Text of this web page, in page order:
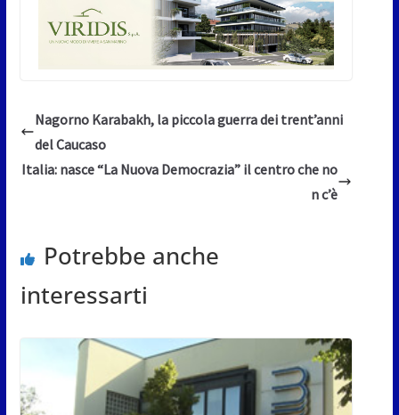
Nagorno Karabakh, la piccola guerra dei trent’anni
del Caucaso
Italia: nasce “La Nuova Democrazia” il centro che no
n c’è
Potrebbe anche
interessarti